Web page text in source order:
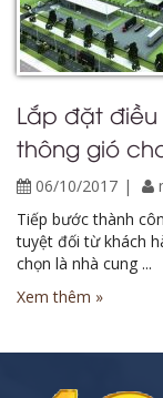
Lắp đặt điều
thông gió
06/10/2017
Tiếp bước thành
tuyệt đối từ khách
chọn là nhà cung ...
Xem thêm »